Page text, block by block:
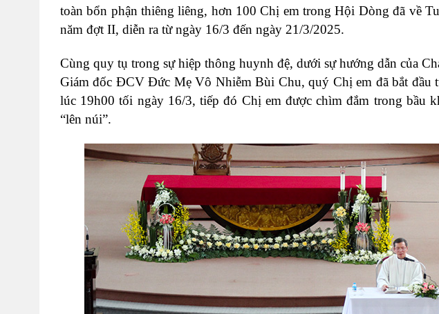
toàn bổn phận thiêng liêng, hơn 100 Chị em trong Hội Dòng đã về
năm đợt II, diễn ra từ ngày 16/3 đến ngày 21/3/2025.
Cùng quy tụ trong sự hiệp thông huynh đệ, dưới sự hướng dẫn của
Giám đốc ĐCV Đức Mẹ Vô Nhiễm Bùi Chu, quý Chị em đã bắt đầu
lúc 19h00 tối ngày 16/3, tiếp đó Chị em được chìm đắm trong bầu
“lên núi”.